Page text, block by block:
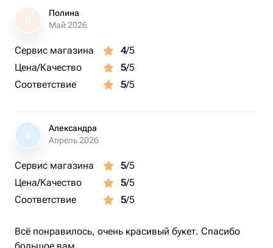
П
Полина
Май 2026
Сервис магазина 4/5
Цена/Качество
5/5
Соответствие
5/5
А
Александра
Апрель 2026
Сервис магазина 5/5
Цена/Качество
5/5
Соответствие
5/5
Всё понравилось, очень красивый букет. Спасибо